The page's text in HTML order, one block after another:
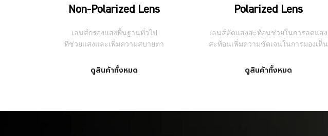
Non-Polarized Lens
เลนส์กรองแสงพื้นฐานทั่วไป
ที่ช่วยแสงและเพิ่มความสบายตา
ดูสินค้าทั้งหมด
Polarized Lens
เลนส์ตัดแสงสะท้อนช่วยในการลดแสง
สะท้อนเพิ่มความชัดเจนในการมองเห็น
ดูสินค้าทั้งหมด